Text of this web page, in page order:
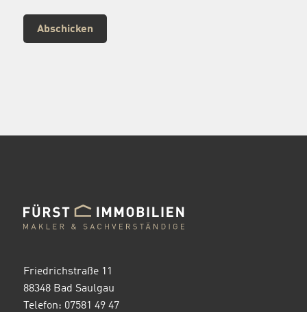
Abschicken
Friedrichstraße 11
88348 Bad Saulgau
Telefon: 07581 49 47